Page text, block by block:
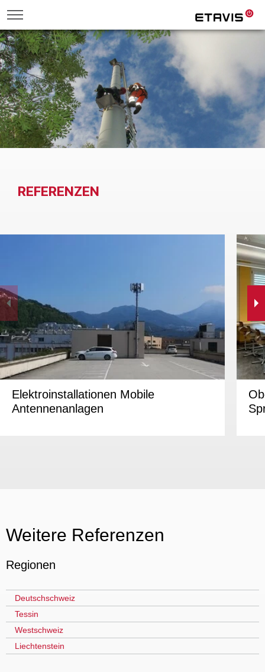
REFERENZEN
Elektroinstallationen Mobile
Antennenanlagen
Weitere Referenzen
Regionen
Deutschschweiz
Tessin
Westschweiz
Liechtenstein